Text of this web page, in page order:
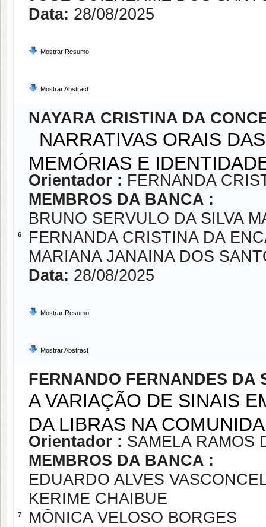
Data: 28/08/2025
Mostrar Resumo
Mostrar Abstract
6
NAYARA CRISTINA DA
NARRATIVAS ORAIS
MEMÓRIAS E
Orientador : FERNANDA
MEMBROS DA BANCA :
BRUNO SERVULO DA SILVA
FERNANDA CRISTINA DA
MARIANA JANAINA DOS
Data: 28/08/2025
Mostrar Resumo
Mostrar Abstract
7
FERNANDO FERNANDES DA
A VARIAÇÃO DE SINAIS
DA LIBRAS NA
Orientador : SAMELA RAMOS
MEMBROS DA BANCA :
EDUARDO ALVES
KERIME CHAIBUE
MÔNICA VELOSO BORGES